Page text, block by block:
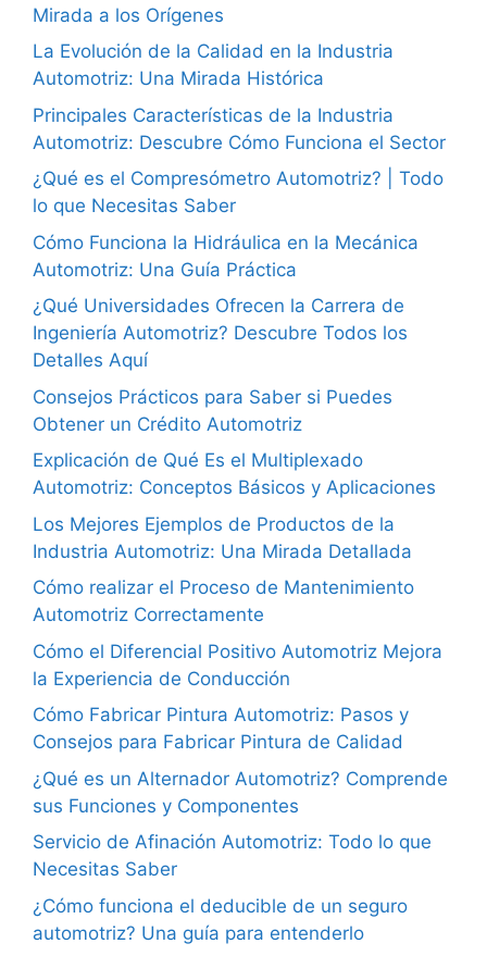
Mirada a los Orígenes
La Evolución de la Calidad en la Industria
Automotriz: Una Mirada Histórica
Principales Características de la Industria
Automotriz: Descubre Cómo Funciona el Sector
¿Qué es el Compresómetro Automotriz? | Todo
lo que Necesitas Saber
Cómo Funciona la Hidráulica en la Mecánica
Automotriz: Una Guía Práctica
¿Qué Universidades Ofrecen la Carrera de
Ingeniería Automotriz? Descubre Todos los
Detalles Aquí
Consejos Prácticos para Saber si Puedes
Obtener un Crédito Automotriz
Explicación de Qué Es el Multiplexado
Automotriz: Conceptos Básicos y Aplicaciones
Los Mejores Ejemplos de Productos de la
Industria Automotriz: Una Mirada Detallada
Cómo realizar el Proceso de Mantenimiento
Automotriz Correctamente
Cómo el Diferencial Positivo Automotriz Mejora
la Experiencia de Conducción
Cómo Fabricar Pintura Automotriz: Pasos y
Consejos para Fabricar Pintura de Calidad
¿Qué es un Alternador Automotriz? Comprende
sus Funciones y Componentes
Servicio de Afinación Automotriz: Todo lo que
Necesitas Saber
¿Cómo funciona el deducible de un seguro
automotriz? Una guía para entenderlo